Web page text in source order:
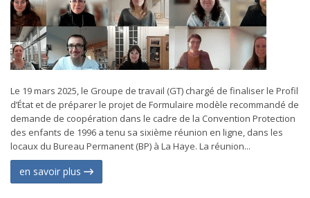
Le 19 mars 2025, le Groupe de travail (GT) chargé de finaliser le Profil
d’État et de préparer le projet de Formulaire modèle recommandé de
demande de coopération dans le cadre de la Convention Protection
des enfants de 1996 a tenu sa sixième réunion en ligne, dans les
locaux du Bureau Permanent (BP) à La Haye. La réunion...
en savoir plus